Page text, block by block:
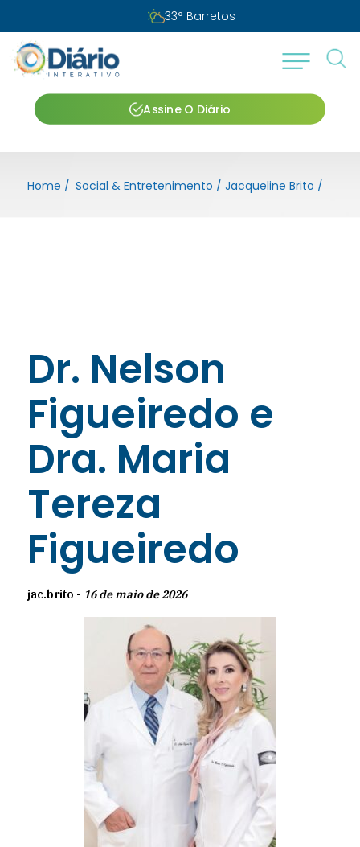
33° Barretos
Assine O Diário
Home / Social & Entretenimento / Jacqueline Brito /
Dr. Nelson
Figueiredo e
Dra. Maria
Tereza
Figueiredo
jac.brito - 16 de maio de 2026